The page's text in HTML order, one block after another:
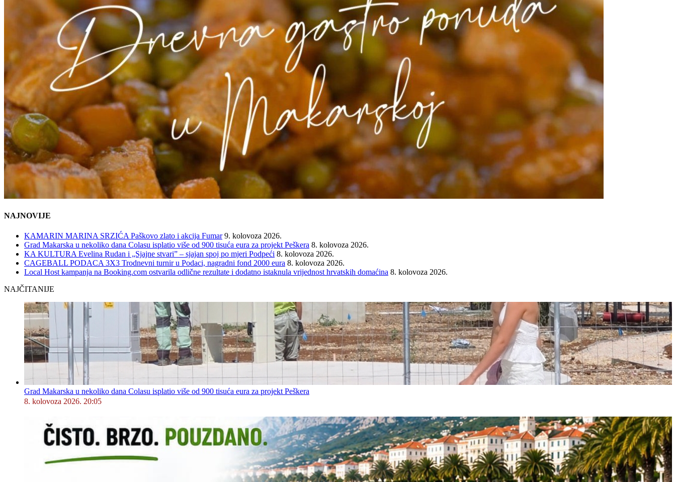
NAJNOVIJE
KAMARIN MARINA SRZIĆA Paškovo zlato i akcija Fumar 9. kolovoza 2026.
Grad Makarska u nekoliko dana Colasu isplatio više od 900 tisuća eura za projekt Peškera 8. kolovoza 2026.
KA KULTURA Evelina Rudan i „Sjajne stvari” – sjajan spoj po mjeri Podpeći 8. kolovoza 2026.
CAGEBALL PODACA 3X3 Trodnevni turnir u Podaci, nagradni fond 2000 eura 8. kolovoza 2026.
Local Host kampanja na Booking.com ostvarila odlične rezultate i dodatno istaknula vrijednost hrvatskih domaćina 8. kolovoza 2026.
NAJČITANIJE
Grad Makarska u nekoliko dana Colasu isplatio više od 900 tisuća eura za projekt Peškera
8. kolovoza 2026. 20:05